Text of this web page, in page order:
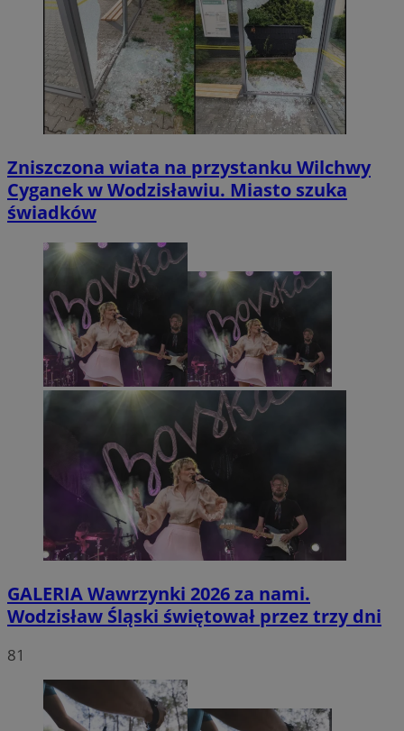
Zniszczona wiata na przystanku Wilchwy
Cyganek w Wodzisławiu. Miasto szuka
świadków
GALERIAWawrzynki 2026 za nami.
Wodzisław Śląski świętował przez trzy dni
81